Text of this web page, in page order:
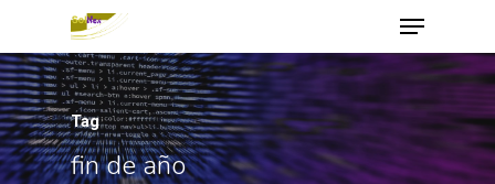
Hit enter to search or ESC to close
Tag
fin de año